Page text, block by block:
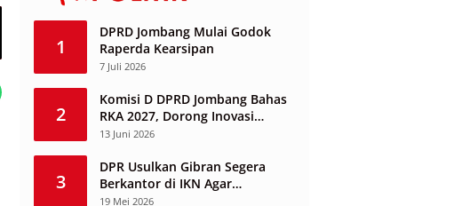
1
DPRD Jombang Mulai Godok
Raperda Kearsipan
7 Juli 2026
2
Komisi D DPRD Jombang Bahas
RKA 2027, Dorong Inovasi
Layanan Ketenagakerjaan
13 Juni 2026
3
DPR Usulkan Gibran Segera
Berkantor di IKN Agar
Infrastruktur Tak Mangkrak dan
19 Mei 2026